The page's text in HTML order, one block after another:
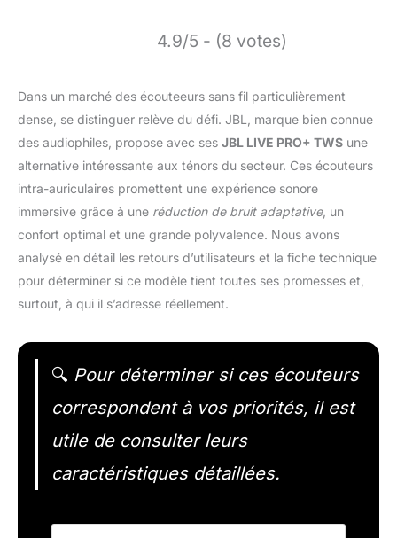
4.9/5 - (8 votes)
Dans un marché des écouteeurs sans fil particulièrement
dense, se distinguer relève du défi. JBL, marque bien connue
des audiophiles, propose avec ses JBL LIVE PRO+ TWS une
alternative intéressante aux ténors du secteur. Ces écouteurs
intra-auriculaires promettent une expérience sonore
immersive grâce à une réduction de bruit adaptative, un
confort optimal et une grande polyvalence. Nous avons
analysé en détail les retours d’utilisateurs et la fiche technique
pour déterminer si ce modèle tient toutes ses promesses et,
surtout, à qui il s’adresse réellement.
🔍 Pour déterminer si ces écouteurs
correspondent à vos priorités, il est
utile de consulter leurs
caractéristiques détaillées.